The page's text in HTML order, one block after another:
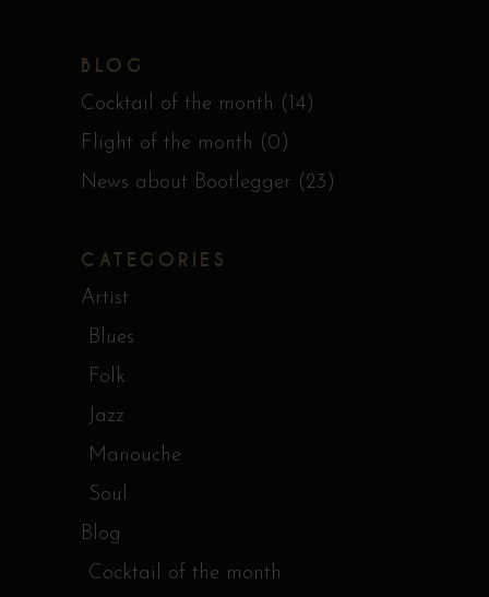
BLOG
Cocktail of the month (14)
Flight of the month (0)
News about Bootlegger (23)
CATEGORIES
Artist
Blues
Folk
Jazz
Manouche
Soul
Blog
Cocktail of the month